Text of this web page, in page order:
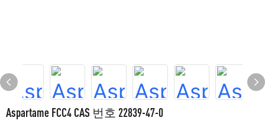
Aspartame FCC4 CAS 번호 22839-47-0